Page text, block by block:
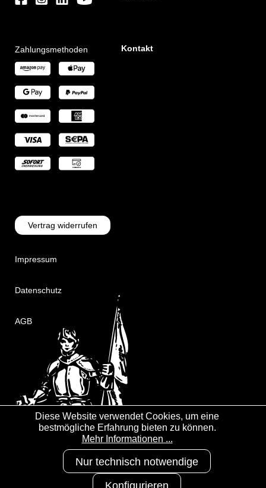
Zahlungsmethoden
Vertrag widerrufen
Impressum
Datenschutz
AGB
Kontakt
Diese Website verwendet Cookies, um eine
bestmögliche Erfahrung bieten zu können.
Mehr Informationen ...
Nur technisch notwendige
Konfigurieren